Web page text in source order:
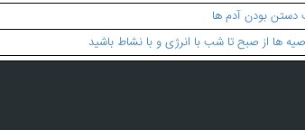
بودن آدم ها
ها از صبح تا شب با انرژی و با نشاط باشید